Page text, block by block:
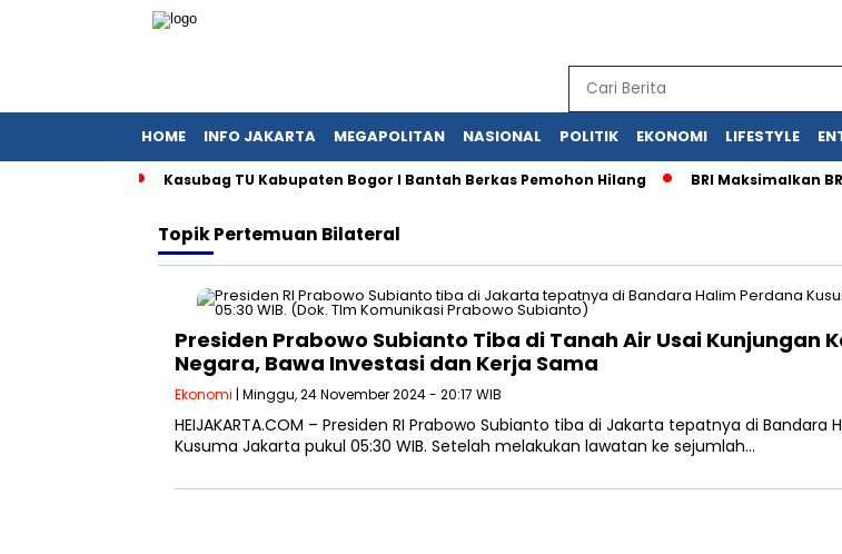
HOME INFO JAKARTA MEGAPOLITAN NASIONAL POLITIK EKONOMI LIFESTYLE
Kasubag TU Kabupaten Bogor I Bantah Berkas Pemohon Hilang BRI Maksimalkan
TopikPertemuan Bilateral
Presiden Prabowo Subianto Tiba di Tanah Air Usai Kunjungan
Negara, Bawa Investasi dan Kerja Sama
Ekonomi | Minggu, 24 November 2024 - 20:17 WIB
HEIJAKARTA.COM – Presiden RI Prabowo Subianto tiba di Jakarta tepatnya di Bandara
Kusuma Jakarta pukul 05:30 WIB. Setelah melakukan lawatan ke sejumlah…